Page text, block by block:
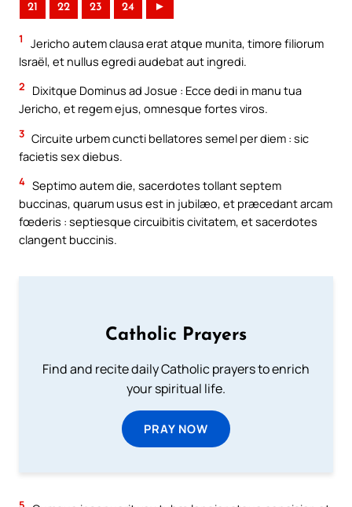
21 22 23 24 ►
1
Jericho autem clausa erat atque munita, timore filiorum
Israël, et nullus egredi audebat aut ingredi.
2
Dixitque Dominus ad Josue : Ecce dedi in manu tua
Jericho, et regem ejus, omnesque fortes viros.
3 Circuite urbem cuncti bellatores semel per diem : sic
facietis sex diebus.
4 Septimo autem die, sacerdotes tollant septem
buccinas, quarum usus est in jubilæo, et præcedant arcam
fœderis : septiesque circuibitis civitatem, et sacerdotes
clangent buccinis.
Catholic Prayers
Find and recite daily Catholic prayers to enrich
your spiritual life.
PRAY NOW